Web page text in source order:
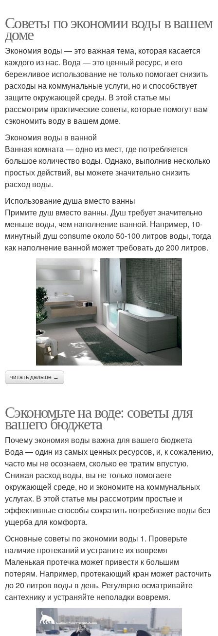
Советы по экономии воды в вашем
доме
Экономия воды — это важная тема, которая касается
каждого из нас. Вода — это ценный ресурс, и его
бережливое использование не только помогает снизить
расходы на коммунальные услуги, но и способствует
защите окружающей среды. В этой статье мы
рассмотрим практические советы, которые помогут вам
сэкономить воду в вашем доме.
Экономия воды в ванной
Ванная комната — одно из мест, где потребляется
большое количество воды. Однако, выполнив несколько
простых действий, вы можете значительно снизить
расход воды.
Использование душа вместо ванны
Примите душ вместо ванны. Душ требует значительно
меньше воды, чем наполнение ванной. Например, 10-
минутный душ consume около 50-100 литров воды, тогда
как наполнение ванной может требовать до 200 литров.
читать дальше →
Сэкономьте на воде: советы для
вашего бюджета
Почему экономия воды важна для вашего бюджета
Вода — один из самых ценных ресурсов, и, к сожалению,
часто мы не осознаем, сколько ее тратим впустую.
Снижая расход воды, вы не только помогаете
окружающей среде, но и экономите на коммунальных
услугах. В этой статье мы рассмотрим простые и
эффективные способы сократить потребление воды без
ущерба для комфорта.
Основные советы по экономии воды 1. Проверьте
наличие протеканий и устраните их вовремя
Маленькая протечка может привести к большим
потерям. Например, протекающий кран может расточить
до 20 литров воды в день. Регулярно осматривайте
сантехнику и устраняйте неполадки вовремя.